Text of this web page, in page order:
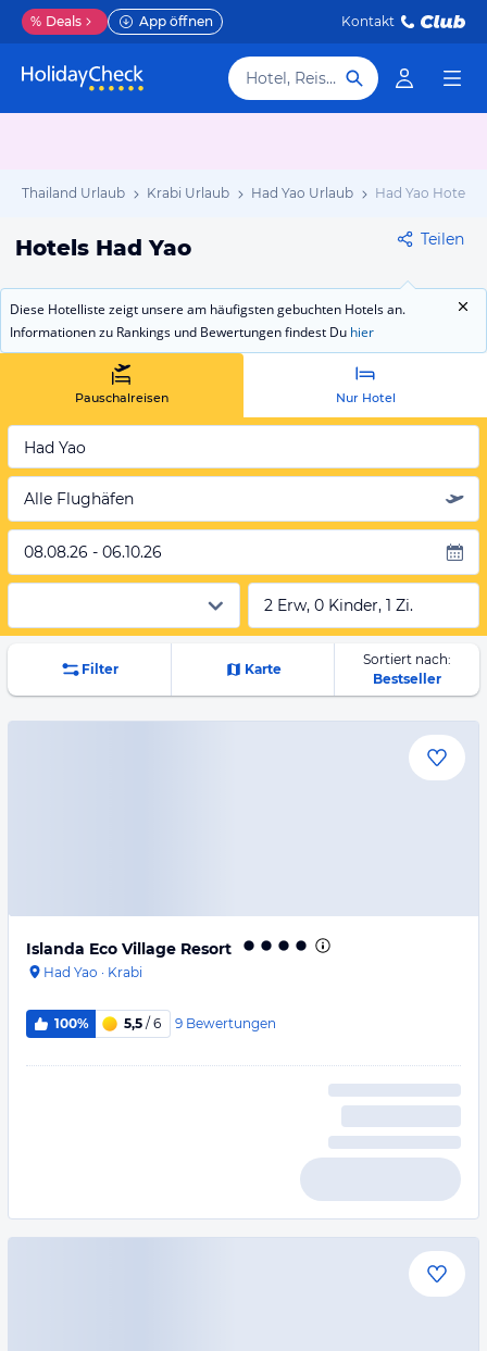
% Deals App öffnen Kontakt
Hotel, Reiseziel
Thailand Urlaub Krabi Urlaub Had Yao Urlaub Had Yao Hotels
Hotels Had Yao Teilen
Diese Hotelliste zeigt unsere am häufigsten gebuchten Hotels an.
Informationen zu Rankings und Bewertungen findest Du hier
Pauschalreisen Nur Hotel
Had Yao
Alle Flughäfen
08.08.26 - 06.10.26
2 Erw, 0 Kinder, 1 Zi.
Filter Karte
Sortiert nach:
Bestseller
Islanda Eco Village Resort
Had Yao · Krabi
100% 5,5 / 6 9 Bewertungen